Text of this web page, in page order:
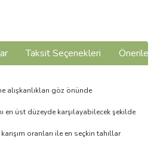
Taksit Seçenekleri
alışkanlıkları göz önünde
en üst düzeyde karşılayabilecek şekilde
oranları ile en seçkin tahıllar